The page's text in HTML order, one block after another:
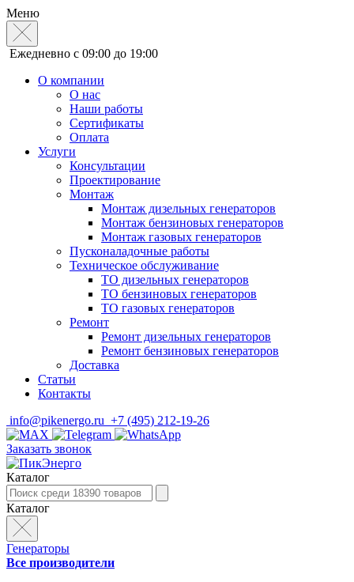
Меню
Ежедневно с 09:00 до 19:00
О компании
О нас
Наши работы
Сертификаты
Оплата
Услуги
Консультации
Проектирование
Монтаж
Монтаж дизельных генераторов
Монтаж бензиновых генераторов
Монтаж газовых генераторов
Пусконаладочные работы
Техническое обслуживание
ТО дизельных генераторов
ТО бензиновых генераторов
ТО газовых генераторов
Ремонт
Ремонт дизельных генераторов
Ремонт бензиновых генераторов
Доставка
Статьи
Контакты
info@pikenergo.ru +7 (495) 212-19-26
Заказать звонок
Каталог
Каталог
Генераторы
Все производители